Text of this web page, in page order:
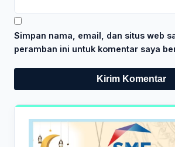
Simpan nama, email, dan situs web
peramban ini untuk komentar saya